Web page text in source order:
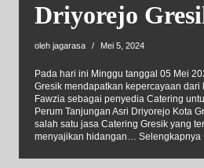
Driyorejo
oleh jagarasa Mei 5, 2024
Pada hari ini Minggu tanggal 05 Mei
Gresik mendapatkan kepercayaan dari
Fawzia sebagai penyedia Catering
Perum Tanjungan Asri Driyorejo Kota
salah satu jasa Catering Gresik yang
menyajikan hidangan… Selengkapnya